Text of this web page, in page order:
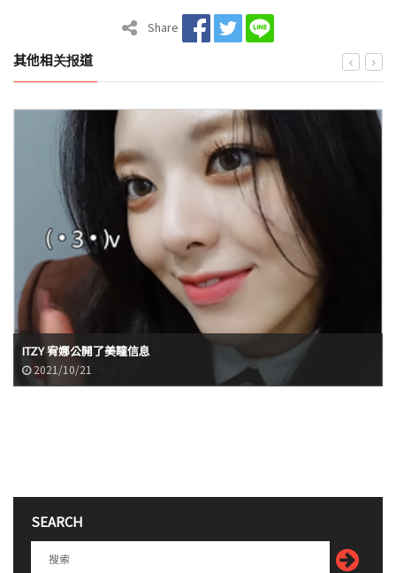
Share
其他相关报道
ITZY 宥娜公開了美瞳信息
2021/10/21
SEARCH